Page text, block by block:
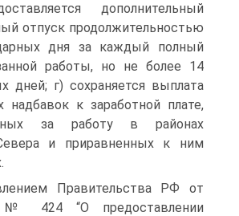
дополнительный
отпуск продолжительностью
дня за каждый полный
работы, но не более 14
дней; г) сохраняется выплата
надбавок к заработной плате,
за работу в районах
и приравненных к ним
Правительства РФ от
№ 424 “О предоставлении